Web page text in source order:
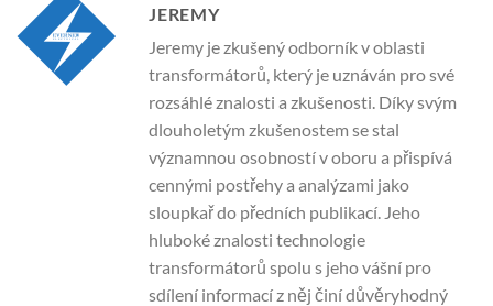
JEREMY
Jeremy je zkušený odborník v oblasti
transformátorů, který je uznáván pro své
rozsáhlé znalosti a zkušenosti. Díky svým
dlouholetým zkušenostem se stal
významnou osobností v oboru a přispívá
cennými postřehy a analýzami jako
sloupkař do předních publikací. Jeho
hluboké znalosti technologie
transformátorů spolu s jeho vášní pro
sdílení informací z něj činí důvěryhodný